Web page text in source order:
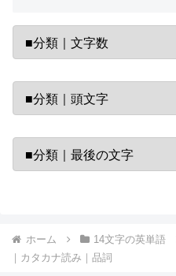
ホーム 14文字の英単語
｜カタカナ読み｜品詞